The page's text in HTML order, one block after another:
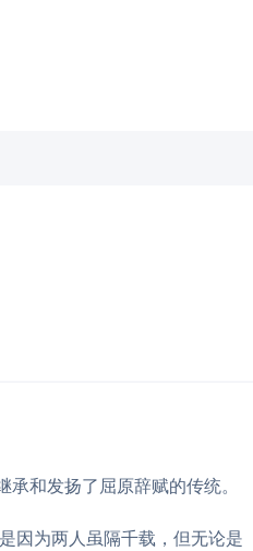
和发扬了屈原辞赋的传统。
因为两人虽隔千载，但无论是